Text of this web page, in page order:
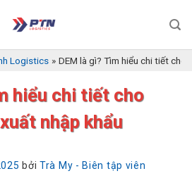
Logistics » DEM là gì? Tìm hiểu chi tiết cho
hiểu chi tiết cho
nhập khẩu
bởiTrà My - Biên tập viên